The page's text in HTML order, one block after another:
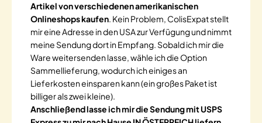
Artikel von verschiedenen amerikanischen
Onlineshops kaufen. Kein Problem, ColisExpat stellt
mir eine Adresse in den USA zur Verfügung und nimmt
meine Sendung dort in Empfang. Sobald ich mir die
Ware weitersenden lasse, wähle ich die Option
Sammellieferung, wodurch ich einiges an
Lieferkosten einsparen kann (ein großes Paket ist
billiger als zwei kleine).
Anschließend lasse ich mir die Sendung mit USPS